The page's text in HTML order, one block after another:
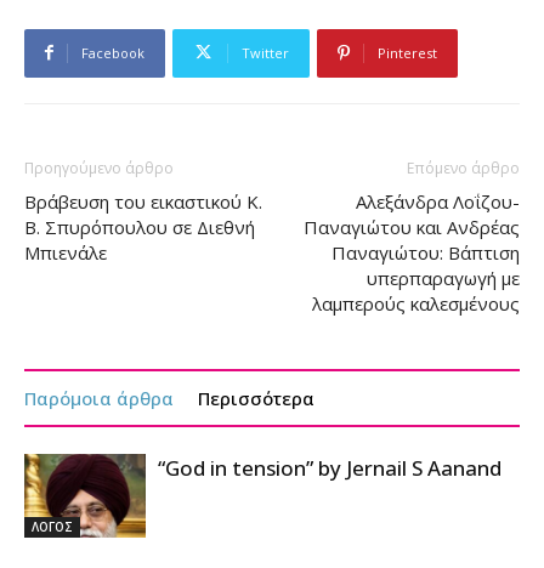
Facebook Twitter Pinterest
Προηγούμενο άρθρο
Βράβευση του εικαστικού Κ.
Β. Σπυρόπουλου σε Διεθνή
Μπιενάλε
Επόμενο άρθρο
Αλεξάνδρα Λοΐζου-
Παναγιώτου και Ανδρέας
Παναγιώτου: Βάπτιση
υπερπαραγωγή με
λαμπερούς καλεσμένους
Παρόμοια άρθρα Περισσότερα
ΛΟΓΟΣ
“God in tension” by Jernail S Aanand